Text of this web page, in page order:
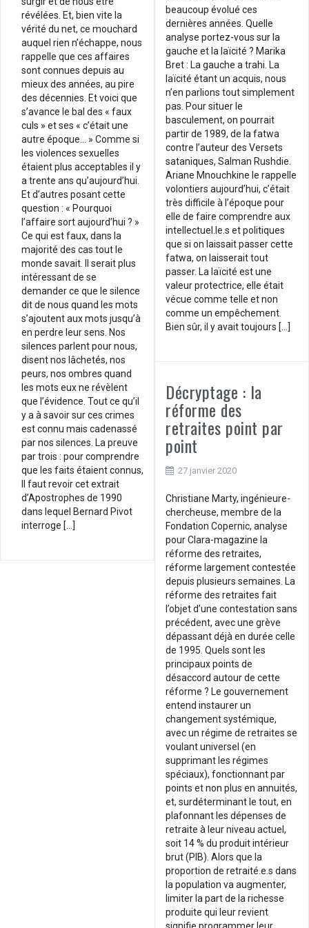
révélées. Et, bien vite la
vérité du net, ce mouchard
auquel rien n’échappe, nous
rappelle que ces affaires
sont connues depuis au
mieux des années, au pire
des décennies. Et voici que
s’avance le bal des « faux
culs » et ses « c’était une
autre époque… » Comme si
les violences sexuelles
étaient plus acceptables il y
a trente ans qu’aujourd’hui.
Et d’autres posant cette
question : « Pourquoi
l’affaire sort aujourd’hui ? »
Ce qui est faux, dans la
majorité des cas tout le
monde savait. Il serait plus
intéressant de se
demander ce que le silence
dit de nous quand les mots
s’ajoutent aux mots jusqu’à
en perdre leur sens. Nos
silences parlent pour nous,
disent nos lâchetés, nos
peurs, nos ombres quand
les mots eux ne révèlent
que l’évidence. Tout ce qu’il
y a à savoir sur ces crimes
est connu mais cadenassé
par nos silences. La preuve
par trois : pour comprendre
que les faits étaient connus,
Il faut revoir cet extrait
d’Apostrophes de 1990
dans lequel Bernard Pivot
interroge […]
beaucoup évolué ces
dernières années. Quelle
analyse portez-vous sur la
gauche et la laïcité ? Marika
Bret : La gauche a trahi. La
laïcité étant un acquis, nous
n’en parlions tout simplement
pas. Pour situer le
basculement, on pourrait
partir de 1989, de la fatwa
contre l’auteur des Versets
sataniques, Salman Rushdie.
Ariane Mnouchkine le rappelle
volontiers aujourd’hui, c’était
très difficile à l’époque pour
elle de faire comprendre aux
intellectuel.le.s et politiques
que si on laissait passer cette
fatwa, on laisserait tout
passer. La laïcité est une
valeur protectrice, elle était
vécue comme telle et non
comme un empêchement.
Bien sûr, il y avait toujours […]
Décryptage : la
réforme des
retraites point par
point
27 janvier 2020
Christiane Marty, ingénieure-
chercheuse, membre de la
Fondation Copernic, analyse
pour Clara-magazine la
réforme des retraites,
réforme largement contestée
depuis plusieurs semaines. La
réforme des retraites fait
l’objet d’une contestation sans
précédent, avec une grève
dépassant déjà en durée celle
de 1995. Quels sont les
principaux points de
désaccord autour de cette
réforme ? Le gouvernement
entend instaurer un
changement systémique,
avec un régime de retraites se
voulant universel (en
supprimant les régimes
spéciaux), fonctionnant par
points et non plus en annuités,
et, surdéterminant le tout, en
plafonnant les dépenses de
retraite à leur niveau actuel,
soit 14 % du produit intérieur
brut (PIB). Alors que la
proportion de retraité.e.s dans
la population va augmenter,
limiter la part de la richesse
produite qui leur revient
signifie programmer leur